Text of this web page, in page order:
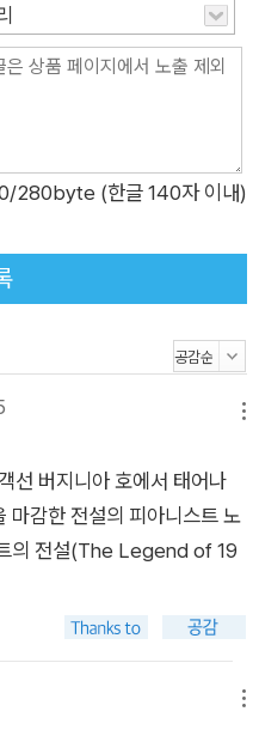
/280byte (한글 140자 이내)
선 버지니아 호에서 태어나
마감한 전설의 피아니스트 노
의 전설(The Legend of 19